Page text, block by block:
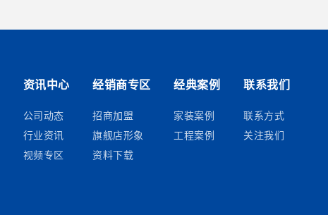
资讯中心
公司动态
行业资讯
视频专区
经销商专区
招商加盟
旗舰店形象
资料下载
经典案例
家装案例
工程案例
联系我们
联系方式
关注我们